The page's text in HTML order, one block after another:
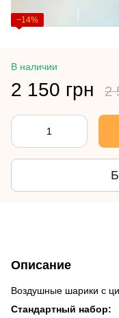
−14%
В наличии
2 150 грн 2
Описание
Воздушные шарики с
Стандартный набор: